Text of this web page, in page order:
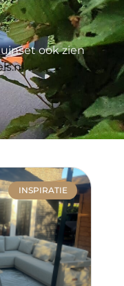
ook zien
INSPIRATIE